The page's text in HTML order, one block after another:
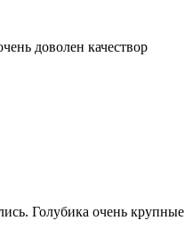
доволен качествор
Голубика очень крупные